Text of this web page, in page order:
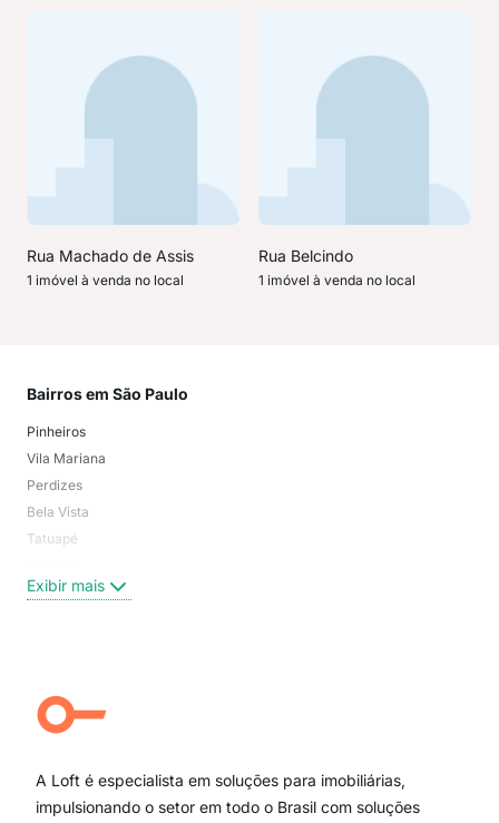
Rua Machado de Assis
1 imóvel à venda no local
Rua Belcindo
1 imóvel à venda no local
Bairros em São Paulo
Pinheiros
Vila Mariana
Perdizes
Bela Vista
Tatuapé
Centro
Campo Belo
Ipiranga
Paraíso
Itaim Bibi
Exibir mais
A Loft é especialista em soluções para imobiliárias,
impulsionando o setor em todo o Brasil com soluções